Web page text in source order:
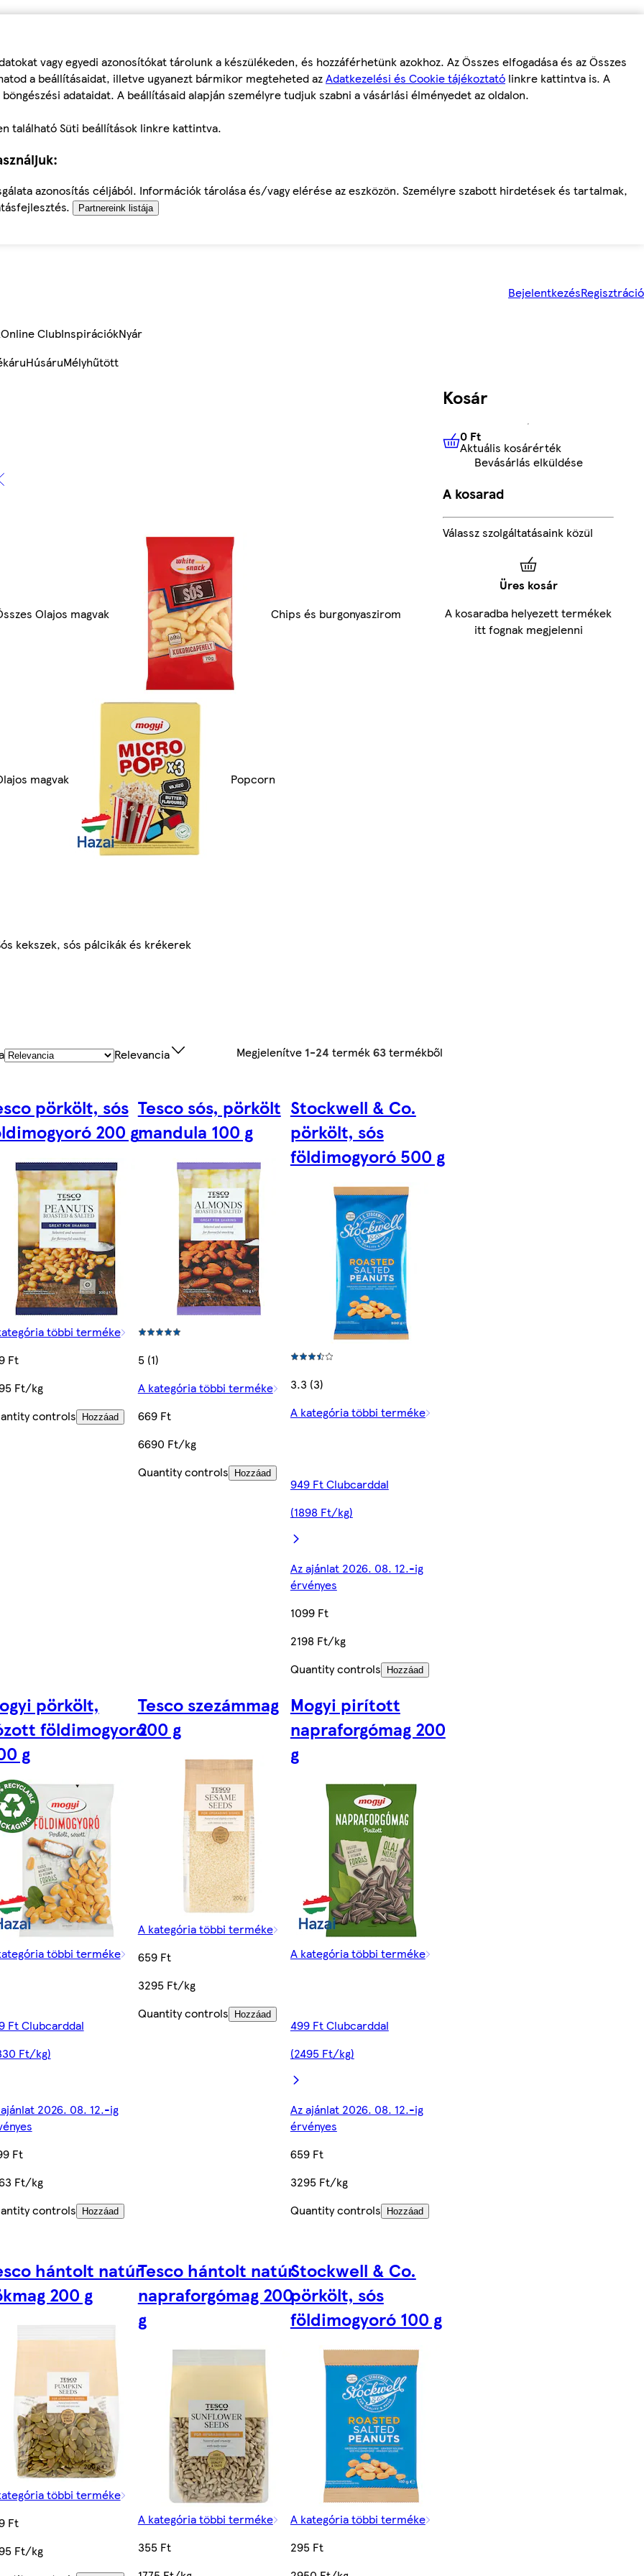
vagy egyedi azonosítókat tárolunk a készülékeden, és hozzáférhetünk azokhoz. Az Összes elfogadása és az Összes
a beállításaidat, illetve ugyanezt bármikor megteheted azAdatkezelési és Cookie tájékoztató linkre kattintva is. A
adataidat. A beállításaid alapján személyre tudjuk szabni a vásárlási élményedet az oldalon.
található Süti beállítások linkre kattintva.
azonosítás céljából. Információk tárolása és/vagy elérése az eszközön. Személyre szabott hirdetések és tartalmak,
Partnereink listája
BejelentkezésRegisztráció
Online ClubInspirációkNyár
HúsáruMélyhűtött
Olajos magvak Chips és burgonyaszirom
magvak Popcorn
kekszek, sós pálcikák és krékerek
Relevancia Megjelenítve 1-24 termék63termékből
pörkölt, sós
200 g
többi terméke
Ft
Ft/kg
controls
Hozzáad
Tesco sós, pörkölt
mandula 100 g
5 (1)
A kategória többi terméke
669 Ft
6690 Ft/kg
Quantity controls
Hozzáad
Stockwell & Co.
pörkölt, sós
földimogyoró 500 g
3.3 (3)
A kategória többi terméke
949 Ft Clubcarddal
(1898 Ft/kg)
Az ajánlat 2026. 08. 12.-ig
érvényes
1099 Ft
2198 Ft/kg
Quantity controls
Hozzáad
pörkölt,
földimogyoró
g
többi terméke
Ft Clubcarddal
Ft/kg)
2026. 08. 12.-ig
Ft
Ft/kg
controls
Hozzáad
Tesco szezámmag
200 g
A kategória többi terméke
659 Ft
3295 Ft/kg
Quantity controls
Hozzáad
Mogyi pirított
napraforgómag 200
g
A kategória többi terméke
499 Ft Clubcarddal
(2495 Ft/kg)
Az ajánlat 2026. 08. 12.-ig
érvényes
659 Ft
3295 Ft/kg
Quantity controls
Hozzáad
hántolt natúr
200 g
többi terméke
Ft
Ft/kg
Tesco hántolt natúr
napraforgómag 200
g
A kategória többi terméke
355 Ft
Stockwell & Co.
pörkölt, sós
földimogyoró 100 g
A kategória többi terméke
295 Ft
Kosár
0 FtAktuális kosárérték
0 Ft
Aktuális kosárérték
Bevásárlás elküldése
A kosarad
Válassz szolgáltatásaink közül
Üres kosár
A kosaradba helyezett termékek
itt fognak megjelenni